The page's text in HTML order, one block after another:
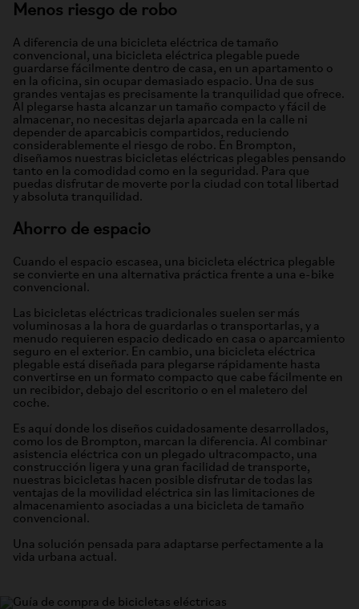
Menos riesgo de robo
A diferencia de una bicicleta eléctrica de tamaño
convencional, una bicicleta eléctrica plegable puede
guardarse fácilmente dentro de casa, en un apartamento o
en la oficina, sin ocupar demasiado espacio. Una de sus
grandes ventajas es precisamente la tranquilidad que ofrece.
Al plegarse hasta alcanzar un tamaño compacto y fácil de
almacenar, no necesitas dejarla aparcada en la calle ni
depender de aparcabicis compartidos, reduciendo
considerablemente el riesgo de robo. En Brompton,
diseñamos nuestras bicicletas eléctricas plegables pensando
tanto en la comodidad como en la seguridad. Para que
puedas disfrutar de moverte por la ciudad con total libertad
y absoluta tranquilidad.
Ahorro de espacio
Cuando el espacio escasea, una bicicleta eléctrica plegable
se convierte en una alternativa práctica frente a una e-bike
convencional.
Las bicicletas eléctricas tradicionales suelen ser más
voluminosas a la hora de guardarlas o transportarlas, y a
menudo requieren espacio dedicado en casa o aparcamiento
seguro en el exterior. En cambio, una bicicleta eléctrica
plegable está diseñada para plegarse rápidamente hasta
convertirse en un formato compacto que cabe fácilmente en
un recibidor, debajo del escritorio o en el maletero del
coche.
Es aquí donde los diseños cuidadosamente desarrollados,
como los de Brompton, marcan la diferencia. Al combinar
asistencia eléctrica con un plegado ultracompacto, una
construcción ligera y una gran facilidad de transporte,
nuestras bicicletas hacen posible disfrutar de todas las
ventajas de la movilidad eléctrica sin las limitaciones de
almacenamiento asociadas a una bicicleta de tamaño
convencional.
Una solución pensada para adaptarse perfectamente a la
vida urbana actual.